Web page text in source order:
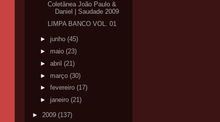
Coletânea João Paulo &
Daniel | Saudade 2009
LIMPA BANCO VOL. 01
► junho (45)
► maio (23)
► abril (21)
► março (30)
► fevereiro (17)
► janeiro (21)
► 2009 (137)